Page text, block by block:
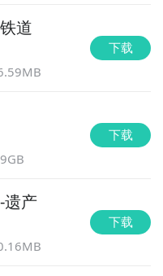
道
下载
下载
遗产
下载